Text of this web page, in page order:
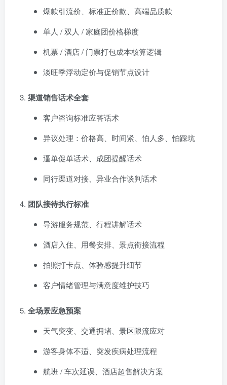
爆款引流价、标准正价款、高端品质款
单人 / 双人 / 家庭团价格梯度
机票 / 酒店 / 门票打包成本核算逻辑
淡旺季浮动定价与促销节点设计
渠道销售话术全套
客户咨询标准应答话术
异议处理：价格高、时间紧、怕人多、怕踩坑
逼单促单话术、成团提醒话术
同行渠道对接、异业合作谈判话术
团队接待执行标准
导游服务规范、行程讲解话术
酒店入住、用餐安排、景点衔接流程
拍照打卡点、体验感提升细节
客户情绪管理与满意度维护技巧
全场景应急预案
天气突变、交通拥堵、景区限流应对
游客身体不适、突发疾病处理流程
航班 / 车次延误、酒店超售解决方案